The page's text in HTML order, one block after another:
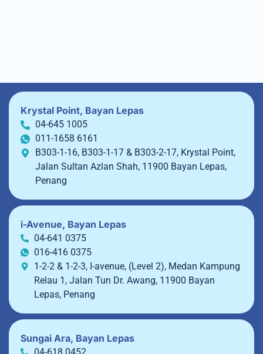
Krystal Point, Bayan Lepas
04-645 1005
011-1658 6161
B303-1-16, B303-1-17 & B303-2-17, Krystal Point,
Jalan Sultan Azlan Shah, 11900 Bayan Lepas,
Penang
i-Avenue, Bayan Lepas
04-641 0375
016-416 0375
1-2-2 & 1-2-3, I-avenue, (Level 2), Medan Kampung
Relau 1, Jalan Tun Dr. Awang, 11900 Bayan
Lepas, Penang
Sungai Ara, Bayan Lepas